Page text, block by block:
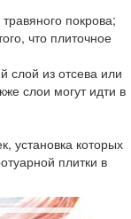
покрова;
что плиточное
слой из отсева или
слои могут идти в
установка которых
плитки в